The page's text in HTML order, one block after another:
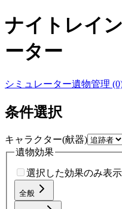
ナイトレイ
ーター
シミュレーター遺物管理
条件選択
キャラクター(献器)
遺物効果
選択した効果のみ表示
全般